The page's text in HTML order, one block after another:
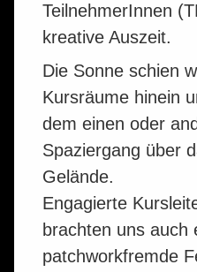
TeilnehmerInnen
kreative Auszeit.
Die Sonne schien
Kursräume hinein
dem einen oder
Spaziergang über
Gelände.
Engagierte
brachten uns auch
patchworkfremde